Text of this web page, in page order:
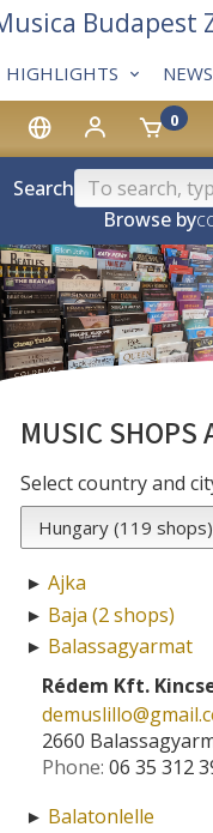
0
HIGHLIGHTS NEWS
Budapest
Search
Browse by
MUSIC SHOPS
Select country and
► Ajka
► Baja (2 shops)
► Balassagyarmat
Rédem Kft.
2660
Phone: 06 35 312
► Balatonlelle